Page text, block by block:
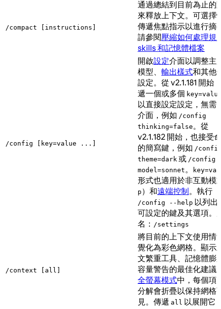
/compact [instructions]
通過總結到目前為止的
來釋放上下文。可選擇
傳遞焦點指示以進行摘
請參閱壓縮如何處理規
skills 和記憶體檔案
/config [key=value ...]
開啟設定介面以調整主
模型、 輸出樣式和其他
設定。從 v2.1.181 開始
遞一個或多個
以直接設定設定，無需
介面，例如 /config
thinking=false。從
v2.1.182 開始，也接受
的簡寫鍵，例如 /
theme=dark 或 /config
model=sonnet。
形式也適用於非互動模
p ）和遠端控制。執行
/config --help 以列出
可設定的鍵及其選項。
名： /settings
/context [all]
將目前的上下文使用情
覺化為彩色網格。顯示
文繁重工具、記憶體膨
容量警告的最佳化建議
全螢幕模式中，每個項
分解會折疊以保持網格
見。傳遞 all 以展開它